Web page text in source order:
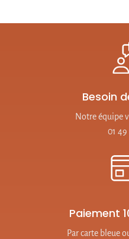
Besoin
Notre équipe
01 49
Paiement
Par carte bleue